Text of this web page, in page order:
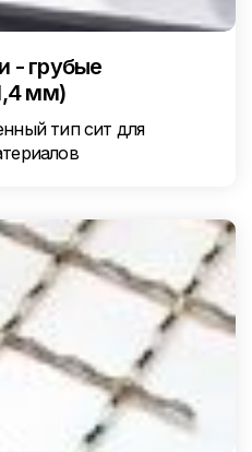
- грубые
мм)
тип сит для